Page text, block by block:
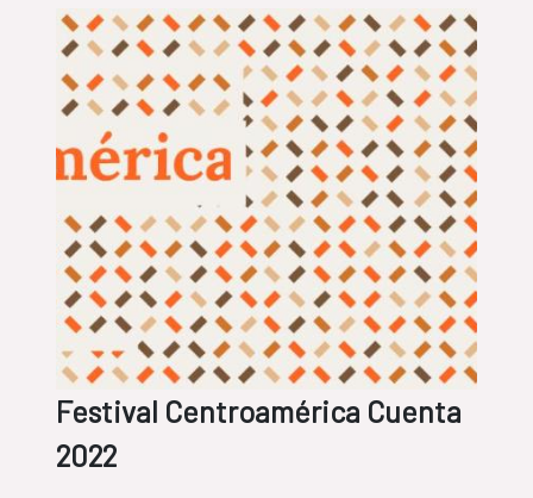
Festival Centroamérica Cuenta
2022